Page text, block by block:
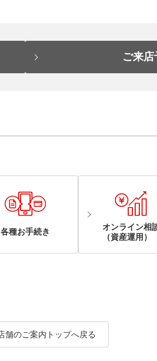
ご来店
各種お手続き
オンライン相
（資産運用）
舗のご案内トップへ戻る